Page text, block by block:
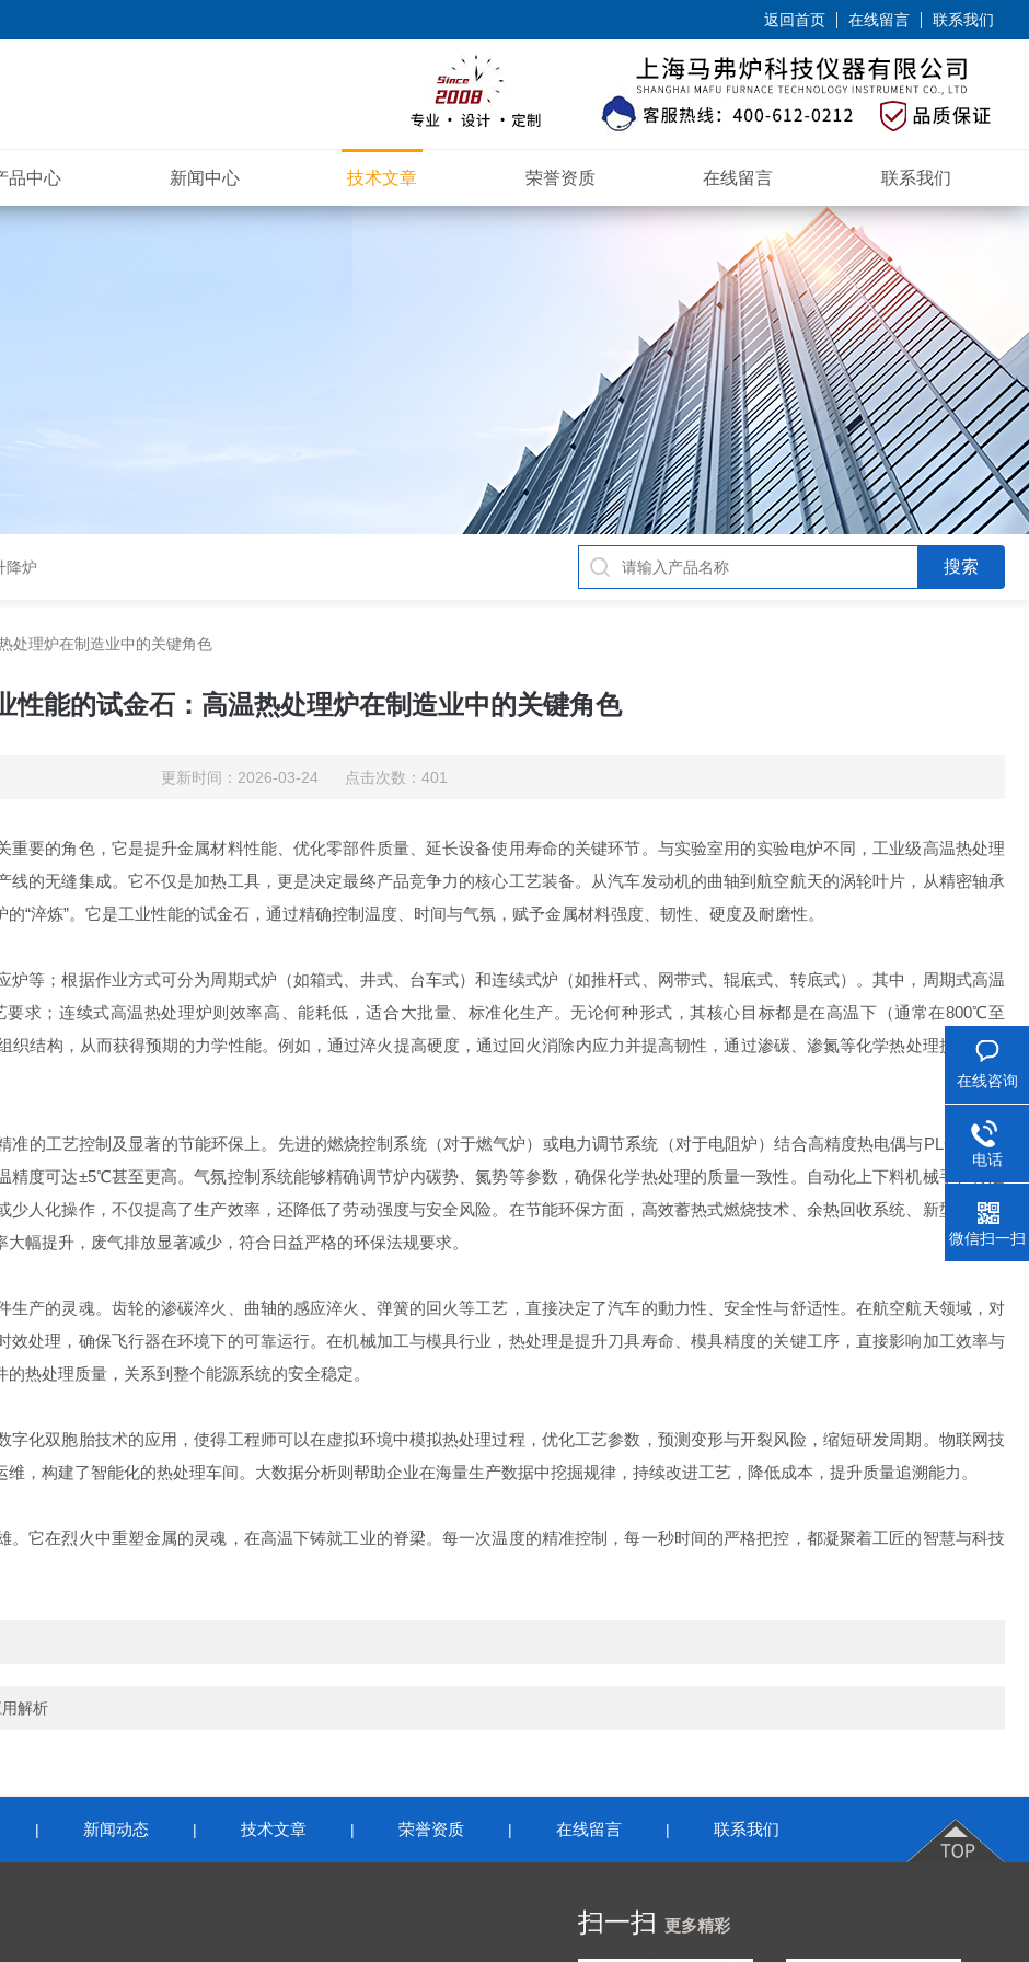
返回首页 在线留言 联系我们
品中心 新闻中心 技术文章 荣誉资质 在线留言 联系我们
降炉
处理炉在制造业中的关键角色
性能的试金石：高温热处理炉在制造业中的关键角色
更新时间：2026-03-24 点击次数：401
要的角色，它是提升金属材料性能、优化零部件质量、延长设备使用寿命的关键环节。与实验室用的实验电炉不同，工业级高温热处理
的无缝集成。它不仅是加热工具，更是决定最终产品竞争力的核心工艺装备。从汽车发动机的曲轴到航空航天的涡轮叶片，从精密轴承
“淬炼”。它是工业性能的试金石，通过精确控制温度、时间与气氛，赋予金属材料强度、韧性、硬度及耐磨性。
等；根据作业方式可分为周期式炉（如箱式、井式、台车式）和连续式炉（如推杆式、网带式、辊底式、转底式）。其中，周期式高温
求；连续式高温热处理炉则效率高、能耗低，适合大批量、标准化生产。无论何种形式，其核心目标都是在高温下（通常在800℃至
结构，从而获得预期的力学性能。例如，通过淬火提高硬度，通过回火消除内应力并提高韧性，通过渗碳、渗氮等化学热处理提高表面
的工艺控制及显著的节能环保上。先进的燃烧控制系统（对于燃气炉）或电力调节系统（对于电阻炉）结合高精度热电偶与PLC（可编
度可达±5℃甚至更高。气氛控制系统能够精确调节炉内碳势、氮势等参数，确保化学热处理的质量一致性。自动化上下料机械手、传送
人化操作，不仅提高了生产效率，还降低了劳动强度与安全风险。在节能环保方面，高效蓄热式燃烧技术、余热回收系统、新型耐火保
幅提升，废气排放显著减少，符合日益严格的环保法规要求。
产的灵魂。齿轮的渗碳淬火、曲轴的感应淬火、弹簧的回火等工艺，直接决定了汽车的動力性、安全性与舒适性。在航空航天领域，对
处理，确保飞行器在环境下的可靠运行。在机械加工与模具行业，热处理是提升刀具寿命、模具精度的关键工序，直接影响加工效率与
热处理质量，关系到整个能源系统的安全稳定。
字化双胞胎技术的应用，使得工程师可以在虚拟环境中模拟热处理过程，优化工艺参数，预测变形与开裂风险，缩短研发周期。物联网技
，构建了智能化的热处理车间。大数据分析则帮助企业在海量生产数据中挖掘规律，持续改进工艺，降低成本，提升质量追溯能力。
它在烈火中重塑金属的灵魂，在高温下铸就工业的脊梁。每一次温度的精准控制，每一秒时间的严格把控，都凝聚着工匠的智慧与科技
解析
| 新闻动态 | 技术文章 | 荣誉资质 | 在线留言 | 联系我们
扫一扫 更多精彩
在线咨询
电话
微信扫一扫